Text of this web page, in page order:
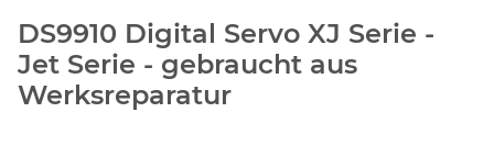
DS9910 Digital Servo XJ Serie -
Jet Serie - gebraucht aus
Werksreparatur